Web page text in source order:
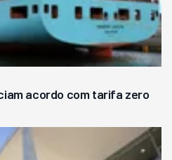
acordo com tarifa zero